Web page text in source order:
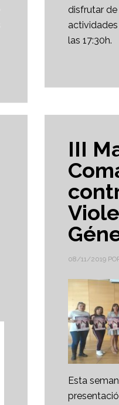
disfrutar
las 17:30h.
III
08/11/2019
Esta